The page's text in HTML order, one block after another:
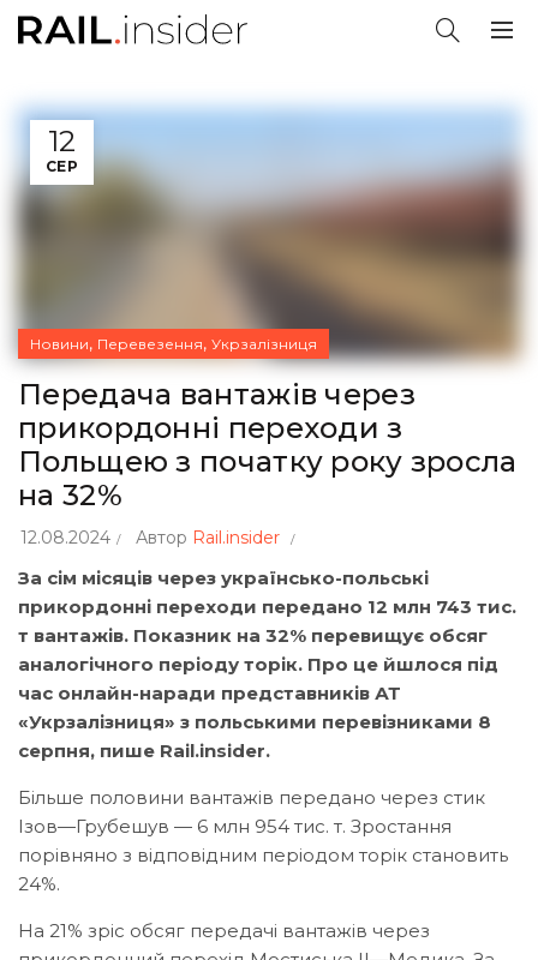
12
СЕР
Новини, Перевезення, Укрзалізниця
Передача вантажів через
прикордонні переходи з
Польщею з початку року зросла
на 32%
12.08.2024 Автор Rail.insider
За сім місяців через українсько-польські
прикордонні переходи передано 12 млн 743 тис.
т вантажів. Показник на 32% перевищує обсяг
аналогічного періоду торік. Про це йшлося під
час онлайн-наради представників АТ
«Укрзалізниця» з польськими перевізниками 8
серпня, пише Rail.insider.
Більше половини вантажів передано через стик
Ізов—Грубешув — 6 млн 954 тис. т. Зростання
порівняно з відповідним періодом торік становить
24%.
На 21% зріс обсяг передачі вантажів через